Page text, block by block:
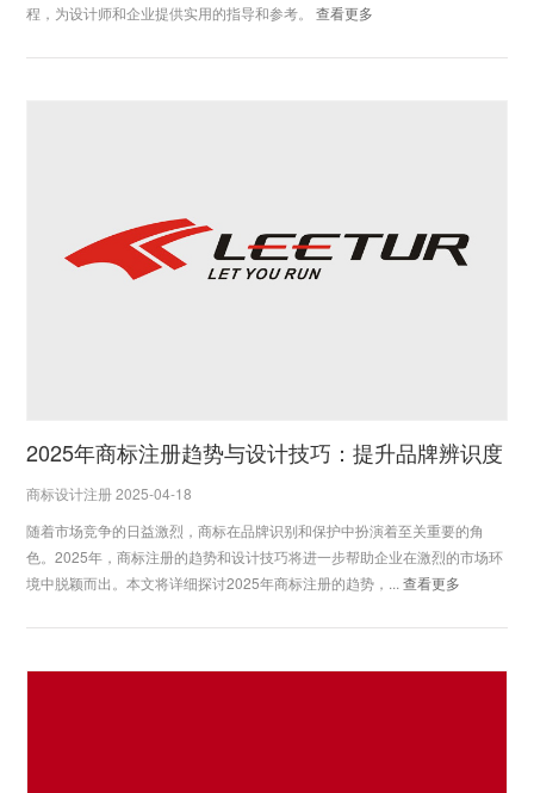
程，为设计师和企业提供实用的指导和参考。查看更多
2025年商标注册趋势与设计技巧：提升品牌辨识度
商标设计注册 2025-04-18
随着市场竞争的日益激烈，商标在品牌识别和保护中扮演着至关重要的角
色。2025年，商标注册的趋势和设计技巧将进一步帮助企业在激烈的市场环
境中脱颖而出。本文将详细探讨2025年商标注册的趋势，...查看更多